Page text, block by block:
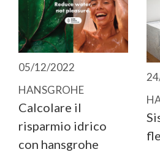
05/12/2022
HANSGROHE
Calcolare il
risparmio idrico
con hansgrohe